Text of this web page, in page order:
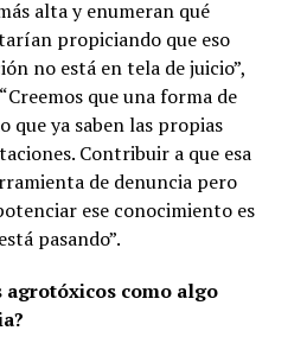
alta y enumeran qué
propiciando que eso
no está en tela de juicio”,
que una forma de
que ya saben las propias
Contribuir a que esa
de denuncia pero
ese conocimiento es
pasando”.
agrotóxicos como algo